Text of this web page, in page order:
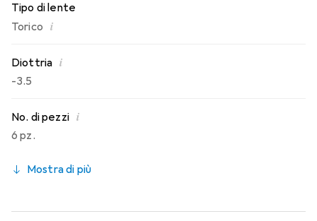
Tipo di lente
Torico i
Diottria i
-3.5
No. di pezzi i
6 pz.
Mostra di più